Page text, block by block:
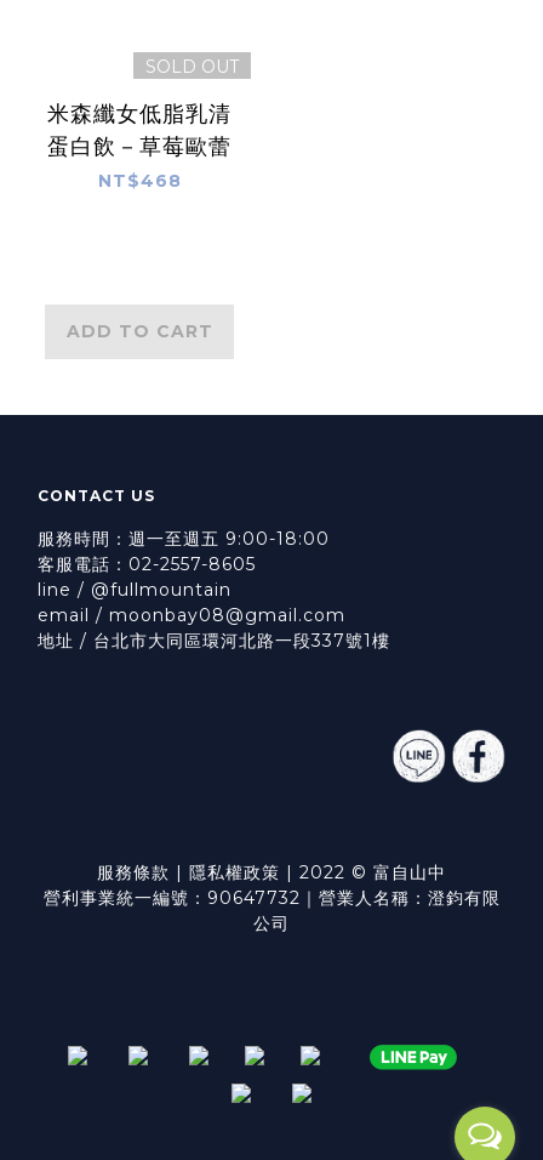
SOLD OUT
米森纖女低脂乳清
蛋白飲－草莓歐蕾
NT$468
ADD TO CART
CONTACT US
服務時間：週一至週五 9:00-18:00
客服電話：02-2557-8605
line / @fullmountain
email / moonbay08@gmail.com
地址 / 台北市大同區環河北路一段337號1樓
服務條款 | 隱私權政策 | 2022 © 富自山中
營利事業統一編號：90647732｜營業人名稱：澄鈞有限
公司